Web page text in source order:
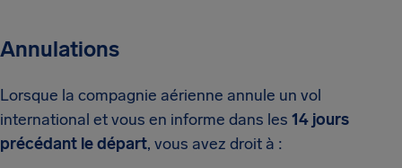
Annulations
Lorsque la compagnie aérienne annule un vol
international et vous en informe dans les 14 jours
précédant le départ, vous avez droit à :